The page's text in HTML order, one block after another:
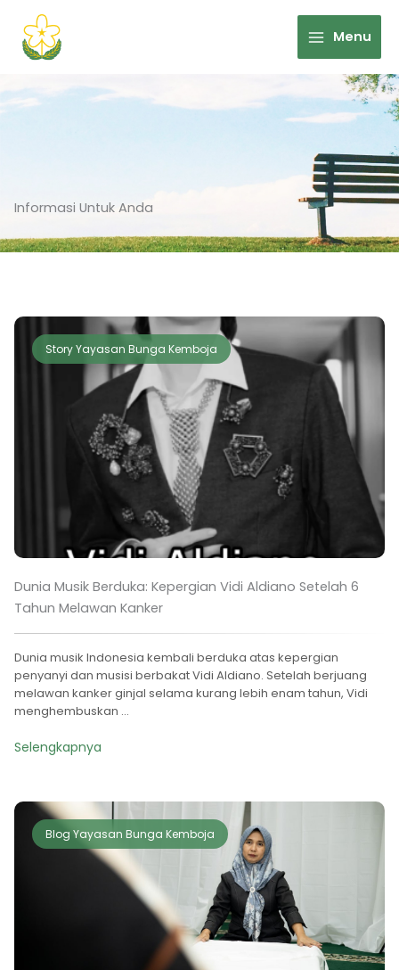
content
Menu
Informasi Untuk Anda
Story Yayasan Bunga Kemboja
Dunia Musik Berduka: Kepergian Vidi Aldiano Setelah 6
Tahun Melawan Kanker
Dunia musik Indonesia kembali berduka atas kepergian
penyanyi dan musisi berbakat Vidi Aldiano. Setelah berjuang
melawan kanker ginjal selama kurang lebih enam tahun, Vidi
menghembuskan ...
Selengkapnya
Blog Yayasan Bunga Kemboja